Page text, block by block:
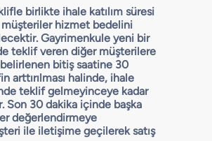
birlikte ihale katılım süresi
müşteriler hizmet bedelini
Gayrimenkule yeni bir
teklif veren diğer müşterilere
bitiş saatine 30
halinde, ihale
teklif gelmeyinceye kadar
Son 30 dakika içinde başka
değerlendirmeye
ile iletişime geçilerek satış